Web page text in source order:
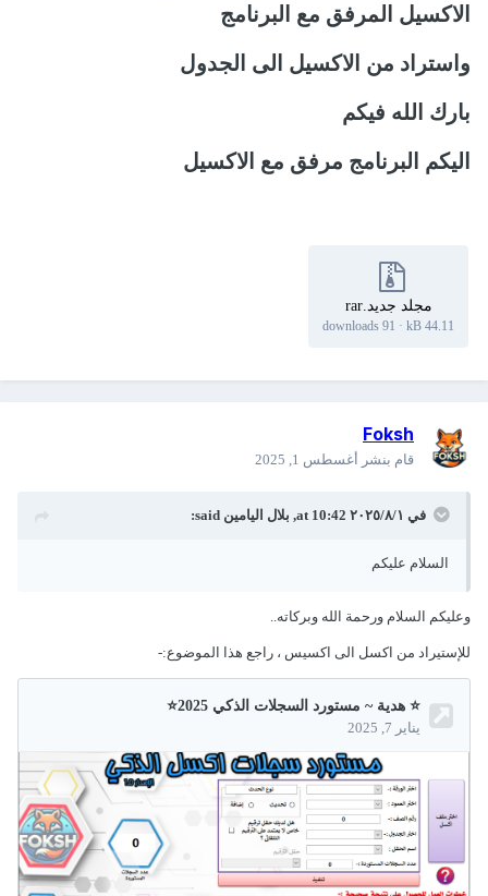
الاكسيل المرفق مع البرنامج
واستراد من الاكسيل الى الجدول
بارك الله فيكم
اليكم البرنامج مرفق مع الاكسيل
مجلد جديد.rar
44.11 kB
·
91 downloads
Foksh
قام بنشر أغسطس 1, 2025
في ١‏/٨‏/٢٠٢٥ at 10:42, بلال اليامينsaid:
السلام عليكم
وعليكم السلام ورحمة الله وبركاته..
للإستيراد من اكسل الى اكسيس ، راجع هذا الموضوع:-